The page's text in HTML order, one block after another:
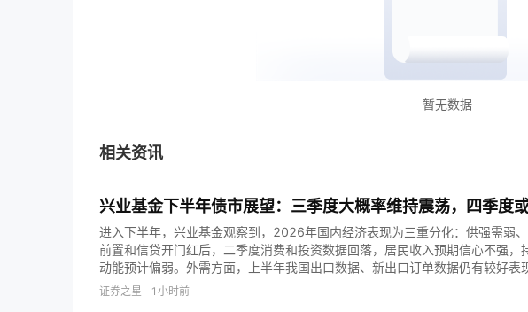
暂无数据
相关资讯
兴业基金下半年债市展望：三季度大概率维持震荡，四季度
进入下半年，兴业基金观察到，2026年国内经济表现为三重分化：供强需弱
前置和信贷开门红后，二季度消费和投资数据回落，居民收入预期信心不强
动能预计偏弱。外需方面，上半年我国出口数据、新出口订单数据仍有较好表
量，在我国制造业转型升级、全球高科技产业需求高增背景下，下半年出口大
证券之星 1小时前